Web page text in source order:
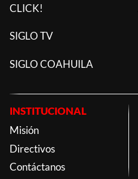
CLICK!
SIGLO TV
SIGLO COAHUILA
INSTITUCIONAL
Misión
Directivos
Contáctanos